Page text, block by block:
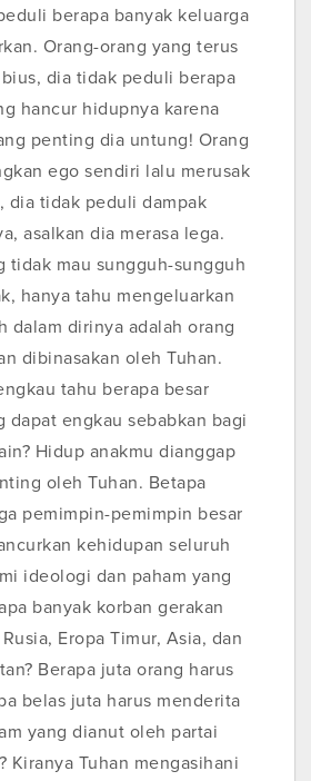
berapa banyak keluarga
Orang-orang yang terus
dia tidak peduli berapa
hancur hidupnya karena
penting dia untung! Orang
ego sendiri lalu merusak
dia tidak peduli dampak
asalkan dia merasa lega.
tidak mau sungguh-sungguh
hanya tahu mengeluarkan
dalam dirinya adalah orang
dibinasakan oleh Tuhan.
tahu berapa besar
dapat engkau sebabkan bagi
Hidup anakmu dianggap
oleh Tuhan. Betapa
pemimpin-pemimpin besar
kehidupan seluruh
ideologi dan paham yang
banyak korban gerakan
Eropa Timur, Asia, dan
Berapa juta orang harus
belas juta harus menderita
yang dianut oleh partai
Kiranya Tuhan mengasihani